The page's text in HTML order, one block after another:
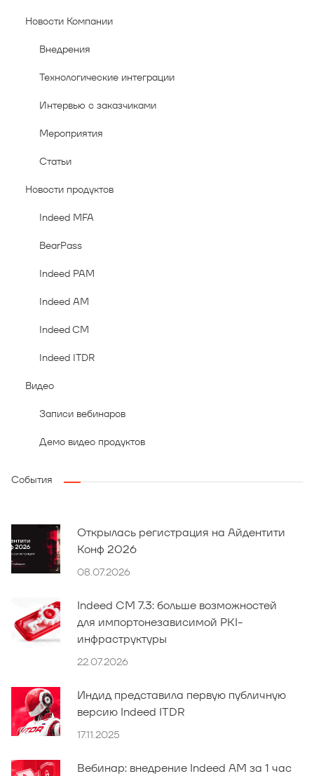
Новости Компании
Внедрения
Технологические интеграции
Интервью с заказчиками
Мероприятия
Статьи
Новости продуктов
Indeed MFA
BearPass
Indeed PAM
Indeed AM
Indeed CM
Indeed ITDR
Видео
Записи вебинаров
Демо видео продуктов
События
Открылась регистрация на Айдентити
Конф 2026
08.07.2026
Indeed CM 7.3: больше возможностей
для импортонезависимой PKI-
инфраструктуры
22.07.2026
Индид представила первую публичную
версию Indeed ITDR
17.11.2025
Вебинар: внедрение Indeed AM за 1 час